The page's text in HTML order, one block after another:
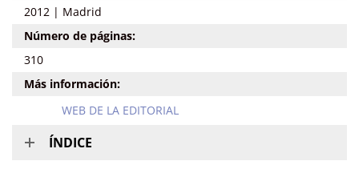
2012 | Madrid
Número de páginas:
310
Más información:
WEB DE LA EDITORIAL
ÍNDICE